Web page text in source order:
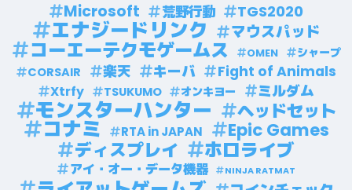
Microsoft 荒野行動 TGS2020
エナジードリンク マウスパッド
コーエーテクモゲームス OMEN
シャープ
CORSAIR
楽天 キーバ Fight of Animals
Xtrfy TSUKUMO オンキヨー ミルダム
モンスターハンター ヘッドセット
コナミ RTA in JAPAN
Epic Games
ディスプレイ
ホロライブ
アイ・オー・データ機器 NINJA RATMAT